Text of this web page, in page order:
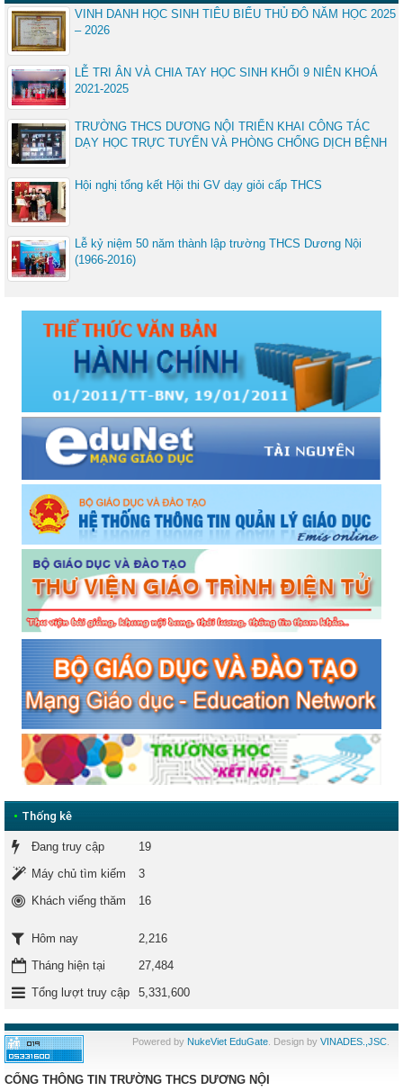
VINH DANH HỌC SINH TIÊU BIỂU THỦ ĐÔ NĂM HỌC 2025
– 2026
LỄ TRI ÂN VÀ CHIA TAY HỌC SINH KHỐI 9 NIÊN KHOÁ
2021-2025
TRƯỜNG THCS DƯƠNG NỘI TRIỂN KHAI CÔNG TÁC
DẠY HỌC TRỰC TUYẾN VÀ PHÒNG CHỐNG DỊCH BỆNH
Hội nghị tổng kết Hội thi GV dạy giỏi cấp THCS
Lễ kỷ niệm 50 năm thành lập trường THCS Dương Nội
(1966-2016)
• Thống kê
Đang truy cập
19
Máy chủ tìm kiếm
3
Khách viếng thăm
16
Hôm nay
2,216
Tháng hiện tại
27,484
Tổng lượt truy cập
5,331,600
Powered by NukeViet EduGate. Design by VINADES.,JSC.
CỔNG THÔNG TIN TRƯỜNG THCS DƯƠNG NỘI